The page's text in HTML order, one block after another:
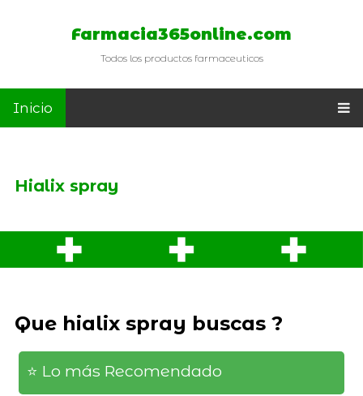
Farmacia365online.com
Todos los productos farmaceuticos
Inicio
Hialix spray
Que hialix spray buscas ?
⭐️ Lo más Recomendado